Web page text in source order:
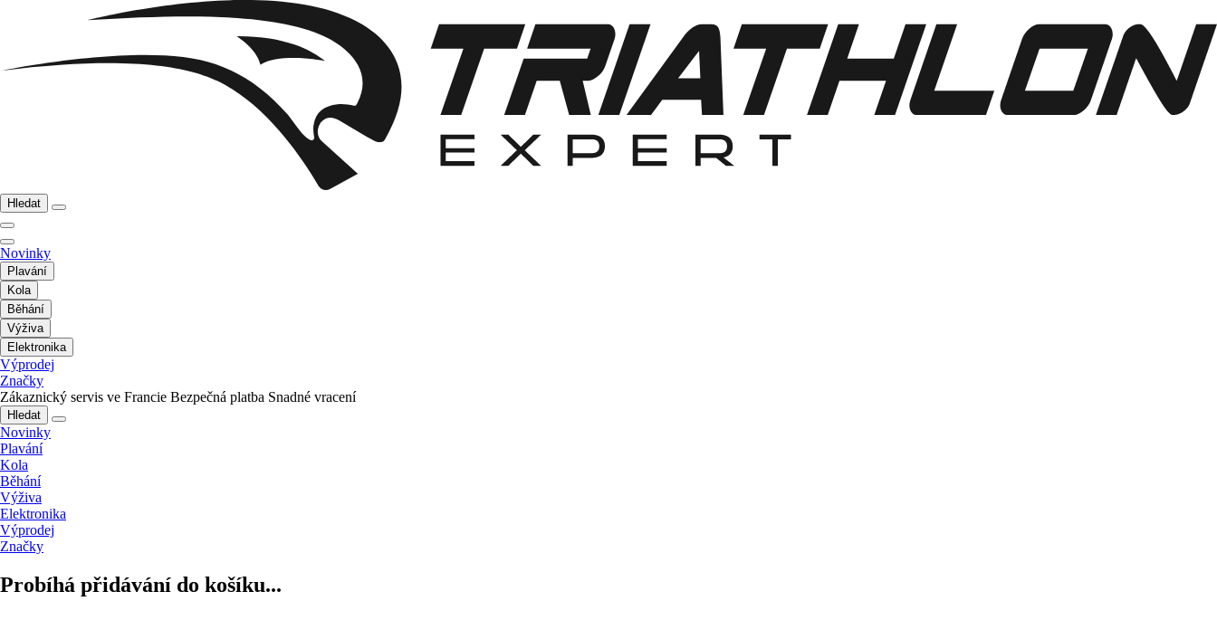
Hledat
Novinky
Plavání
Kola
Běhání
Výživa
Elektronika
Výprodej
Značky
Zákaznický servis ve Francie Bezpečná platba Snadné vracení
Hledat
Novinky
Plavání
Kola
Běhání
Výživa
Elektronika
Výprodej
Značky
Probíhá přidávání do košíku...